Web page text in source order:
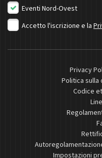
Eventi Nord-Ovest
Accetto l'iscrizione e la
Privacy
Politica sulla
Codice
Impostazioni